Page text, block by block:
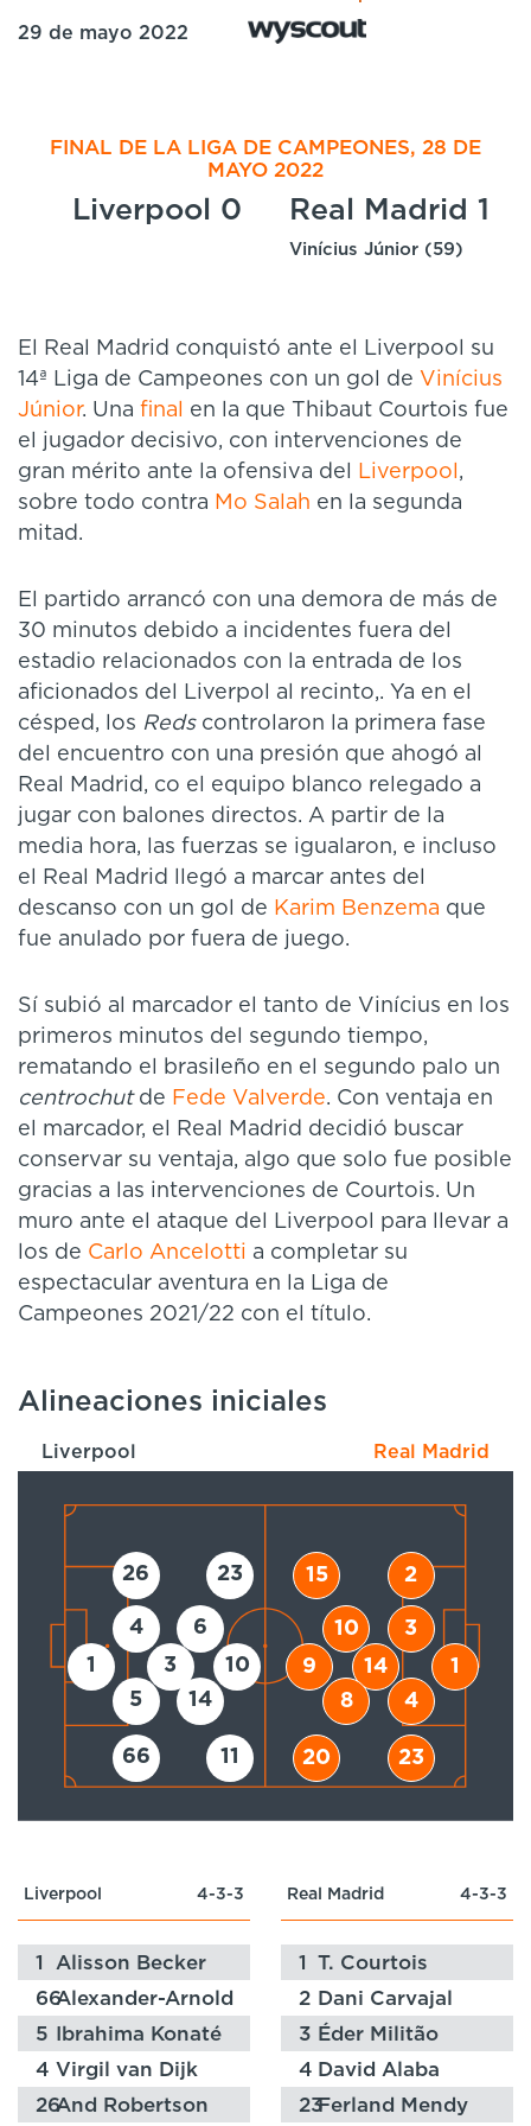
29 de mayo 2022
FINAL DE LA LIGA DE CAMPEONES, 28 DE
MAYO 2022
Liverpool 0 Real Madrid 1
Vinícius Júnior (59)
El Real Madrid conquistó ante el Liverpool su
14ª Liga de Campeones con un gol de Vinícius
Júnior. Una final
en la que Thibaut Courtois fue
el jugador decisivo, con intervenciones de
gran mérito ante la ofensiva del
Liverpool ,
sobre todo contra Mo Salah en la segunda
mitad.
El partido arrancó con una demora de más de
30 minutos debido a incidentes fuera del
estadio relacionados con la entrada de los
aficionados del Liverpol al recinto,. Ya en el
césped, los Redscontrolaron la primera fase
del encuentro con una presión que ahogó al
Real Madrid, co el equipo blanco relegado a
jugar con balones directos. A partir de la
media hora, las fuerzas se igualaron, e incluso
el Real Madrid llegó a marcar antes del
descanso con un gol de Karim Benzema que
fue anulado por fuera de juego.
Sí subió al marcador el tanto de Vinícius en los
primeros minutos del segundo tiempo,
rematando el brasileño en el segundo palo un
centrochutde Fede Valverde. Con ventaja en
el marcador, el Real Madrid decidió buscar
conservar su ventaja, algo que solo fue posible
gracias a las intervenciones de Courtois. Un
muro ante el ataque del Liverpool para llevar a
los de Carlo Ancelotti a completar su
espectacular aventura en la Liga de
Campeones 2021/22 con el título.
Alineaciones iniciales
Liverpool Real Madrid
1
26
4
5
66
3
6
14
10
23
11
1
2
3
4
23
14
10
8
9
15
20
Liverpool 4-3-3 Real Madrid 4-3-3
1 Alisson Becker 1
T. Courtois
66Alexander-Arnold 2 Dani Carvajal
5
Ibrahima Konaté 3 Éder Militão
4 Virgil van Dijk 4 David Alaba
26And Robertson 23Ferland Mendy